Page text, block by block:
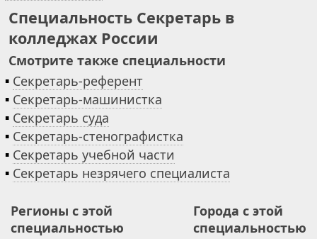
Специальность Секретарь в
колледжах России
Смотрите также специальности
▪ Секретарь-референт
▪ Секретарь-машинистка
▪ Секретарь суда
▪ Секретарь-стенографистка
▪ Секретарь учебной части
▪ Секретарь незрячего специалиста
Регионы с этой
специальностью
Города с этой
специальностью